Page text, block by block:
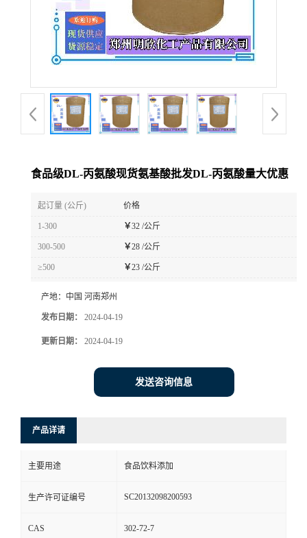
食品级DL-丙氨酸现货氨基酸批发DL-丙氨酸量大优惠
起订量 (公斤) 价格
1-300 ￥32 /公斤
300-500 ￥28 /公斤
≥500 ￥23 /公斤
产地： 中国 河南郑州
发布日期： 2024-04-19
更新日期： 2024-04-19
发送咨询信息
产品详请
主要用途 食品饮料添加
生产许可证编号 SC20132098200593
CAS 302-72-7